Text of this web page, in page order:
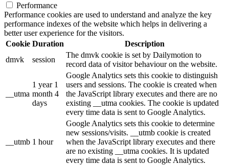
Performance
Performance cookies are used to understand and analyze the key
performance indexes of the website which helps in delivering a
better user experience for the visitors.
Cookie Duration
Description
dmvk
session
The dmvk cookie is set by Dailymotion to
record data of visitor behaviour on the website.
__utma
1 year 1
month 4
days
Google Analytics sets this cookie to distinguish
users and sessions. The cookie is created when
the JavaScript library executes and there are no
existing __utma cookies. The cookie is updated
every time data is sent to Google Analytics.
__utmb 1 hour
Google Analytics sets this cookie to determine
new sessions/visits. __utmb cookie is created
when the JavaScript library executes and there
are no existing __utma cookies. It is updated
every time data is sent to Google Analytics.